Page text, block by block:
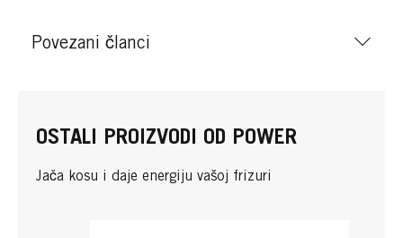
Povezani članci
OSTALI PROIZVODI OD POWER
Jača kosu i daje energiju vašoj frizuri